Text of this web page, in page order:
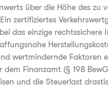
über die Höhe des zu
zertifiziertes
das einzige rechtssichere
wertmindernde Faktoren
dem Finanzamt (§ 198
und die Steuerlast